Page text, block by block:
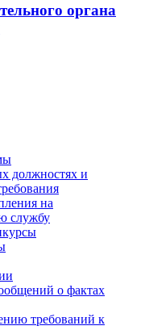
органа
должностях и
на
службу
о фактах
требований к